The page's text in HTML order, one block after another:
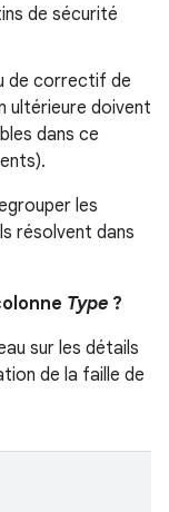
de sécurité
de correctif de
ultérieure doivent
dans ce
les
résolvent dans
Type ?
sur les détails
de la faille de